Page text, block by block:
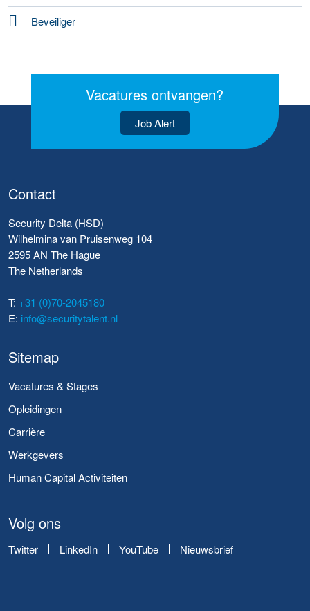
Beveiliger
Vacatures ontvangen?
Job Alert
Contact
Security Delta (HSD)
Wilhelmina van Pruisenweg 104
2595 AN The Hague
The Netherlands
T: +31 (0)70-2045180
E: info@securitytalent.nl
Sitemap
Vacatures & Stages
Opleidingen
Carrière
Werkgevers
Human Capital Activiteiten
Volg ons
Twitter LinkedIn YouTube Nieuwsbrief